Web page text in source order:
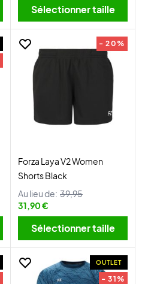
Sélectionner taille
- 20%
Forza Laya V2 Women
Shorts Black
Au lieu de: 39,95
31,90 €
Sélectionner taille
OUTLET
- 31%